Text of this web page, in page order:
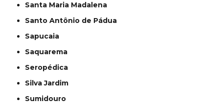
Santa Maria Madalena
Santo Antônio de Pádua
Sapucaia
Saquarema
Seropédica
Silva Jardim
Sumidouro